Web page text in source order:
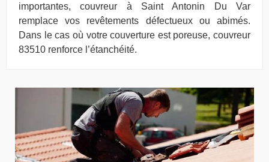
importantes, couvreur à Saint Antonin Du Var
remplace vos revêtements défectueux ou abimés.
Dans le cas où votre couverture est poreuse, couvreur
83510 renforce l’étanchéité.